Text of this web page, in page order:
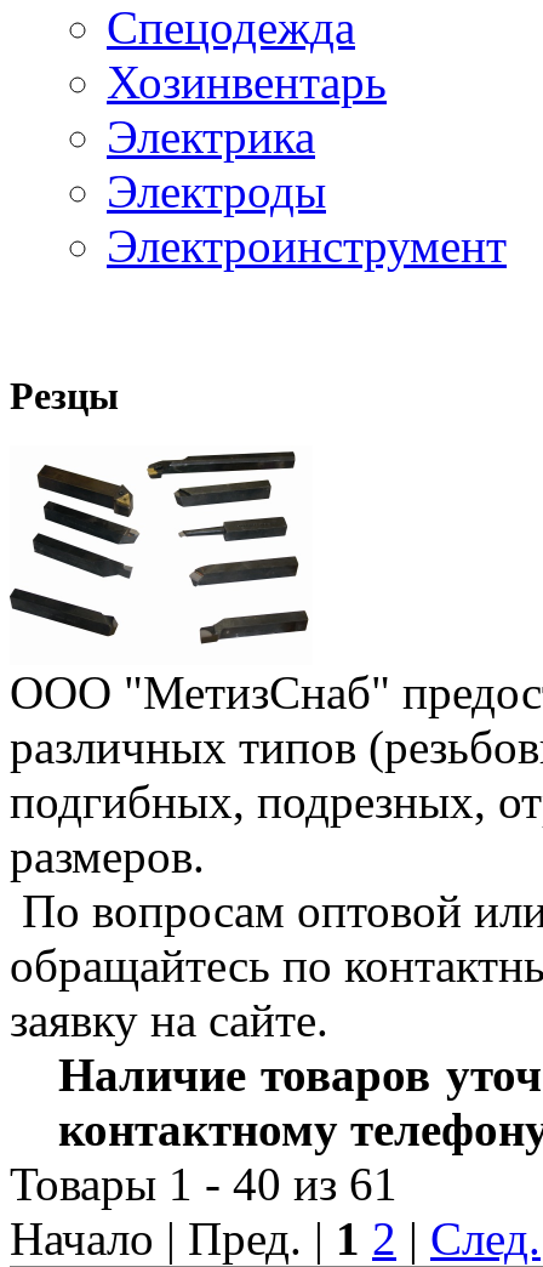
Спецодежда
Хозинвентарь
Электрика
Электроды
Электроинструмент
Резцы
ООО "МетизСнаб"
различных типов
подгибных, подрезных,
размеров.
По вопросам оптовой
обращайтесь по
заявку на сайте.
Наличие товаров
контактному
Товары 1 - 40 из 61
Начало | Пред. | 1 2 | След.